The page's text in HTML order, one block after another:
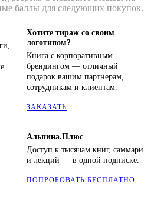
баллы для следующих покупок.
Хотите тираж со своим
логотипом?
Книга с корпоративным
брендингом — отличный
подарок вашим партнерам,
сотрудникам и клиентам.
ЗАКАЗАТЬ
Альпина.Плюс
Доступ к тысячам книг, саммари
и лекций — в одной подписке.
ПОПРОБОВАТЬ БЕСПЛАТНО